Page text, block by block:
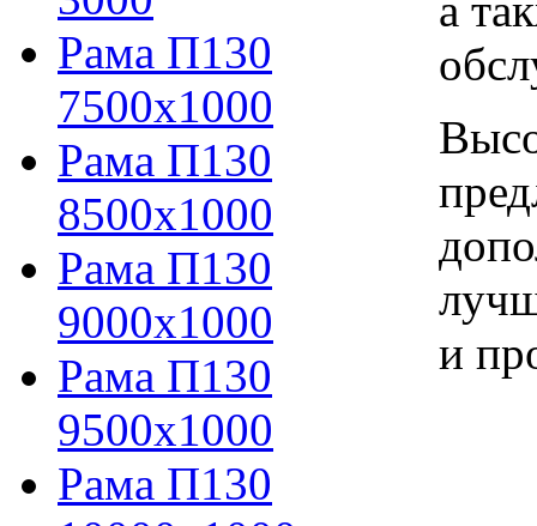
Рама П130
7500х1000
Рама П130
8500х1000
Рама П130
9000х1000
Рама П130
9500х1000
Рама П130
и